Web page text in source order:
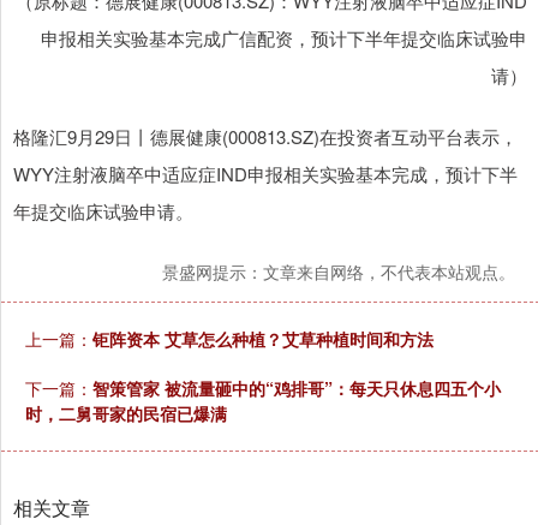
申报相关实验基本完成广信配资，预计下半年提交临床试验申
请）
格隆汇9月29日丨德展健康(000813.SZ)在投资者互动平台表示，
WYY注射液脑卒中适应症IND申报相关实验基本完成，预计下半
年提交临床试验申请。
景盛网提示：文章来自网络，不代表本站观点。
上一篇： 钜阵资本 艾草怎么种植？艾草种植时间和方法
下一篇： 智策管家 被流量砸中的“鸡排哥”：每天只休息四五个小
时，二舅哥家的民宿已爆满
相关文章